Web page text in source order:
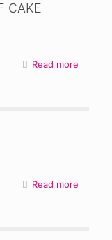
CAKE
Read more
Read more